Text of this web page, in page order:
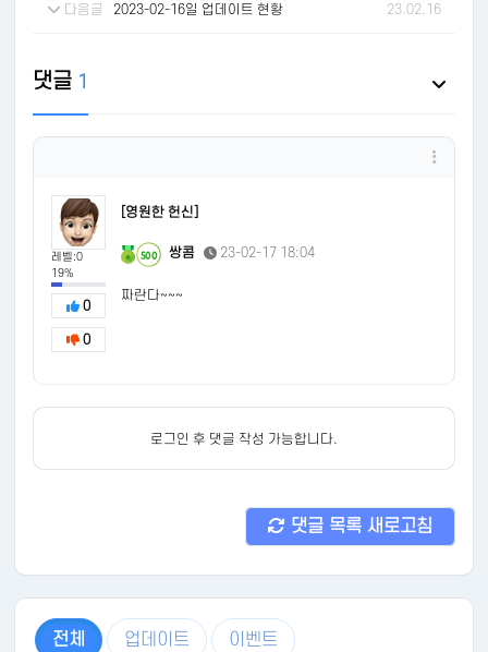
다음글 2023-02-16일 업데이트 현황 23.02.16
댓글 1
레벨:0
19%
0
0
[영원한 헌신]
500 쌍콤 23-02-17 18:04
짜란다~~~
로그인 후 댓글 작성 가능합니다.
댓글 목록 새로고침
전체 업데이트 이벤트